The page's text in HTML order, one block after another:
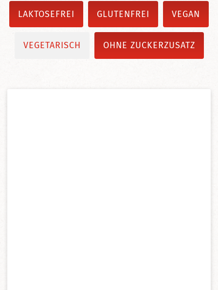
LAKTOSEFREI GLUTENFREI VEGAN
VEGETARISCH OHNE ZUCKERZUSATZ